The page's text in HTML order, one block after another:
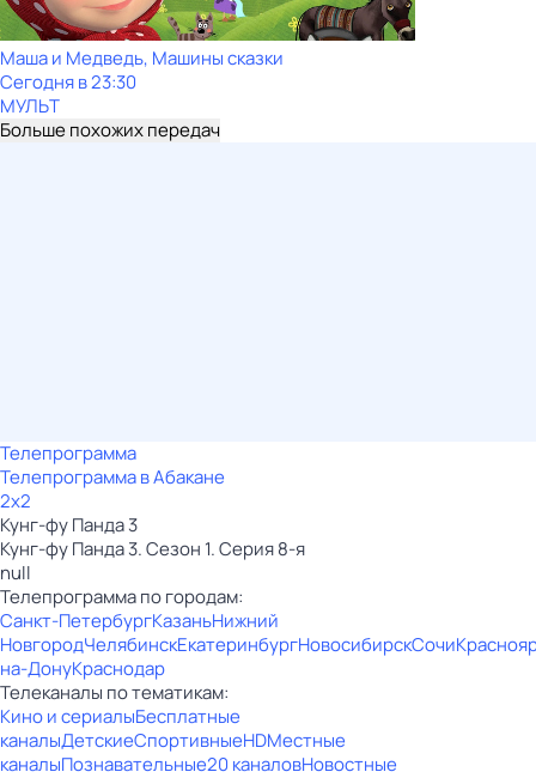
Маша и Медведь, Машины сказки
Сегодня в 23:30
МУЛЬТ
Больше похожих передач
Телепрограмма
Телепрограмма в Абакане
2x2
Кунг-фу Панда 3
Кунг-фу Панда 3. Сезон 1. Серия 8-я
null
Телепрограмма по городам:
Санкт-ПетербургКазаньНижний
НовгородЧелябинскЕкатеринбургНовосибирскСочи
на-ДонуКраснодар
Телеканалы по тематикам:
Кино и сериалыБесплатные
каналыДетскиеСпортивныеHDМестные
каналыПознавательные20 каналовНовостные